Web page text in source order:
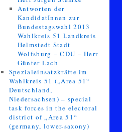
Antworten der
KandidatInnen zur
Bundestagswahl 2013
Wahlkreis 51 Landkreis
Helmstedt Stadt
Wolfsburg – CDU – Herr
Günter Lach
Spezialeinsatzkräfte im
Wahlkreis 51 („Area 51“
Deutschland,
Niedersachsen) – special
task forces in the electoral
district of „Area 51“
(germany, lower-saxony)